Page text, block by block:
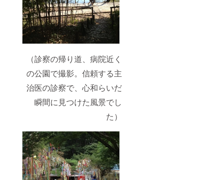
（診察の帰り道、病院近く
の公園で撮影。信頼する主
治医の診察で、心和らいだ
瞬間に見つけた風景でし
た）